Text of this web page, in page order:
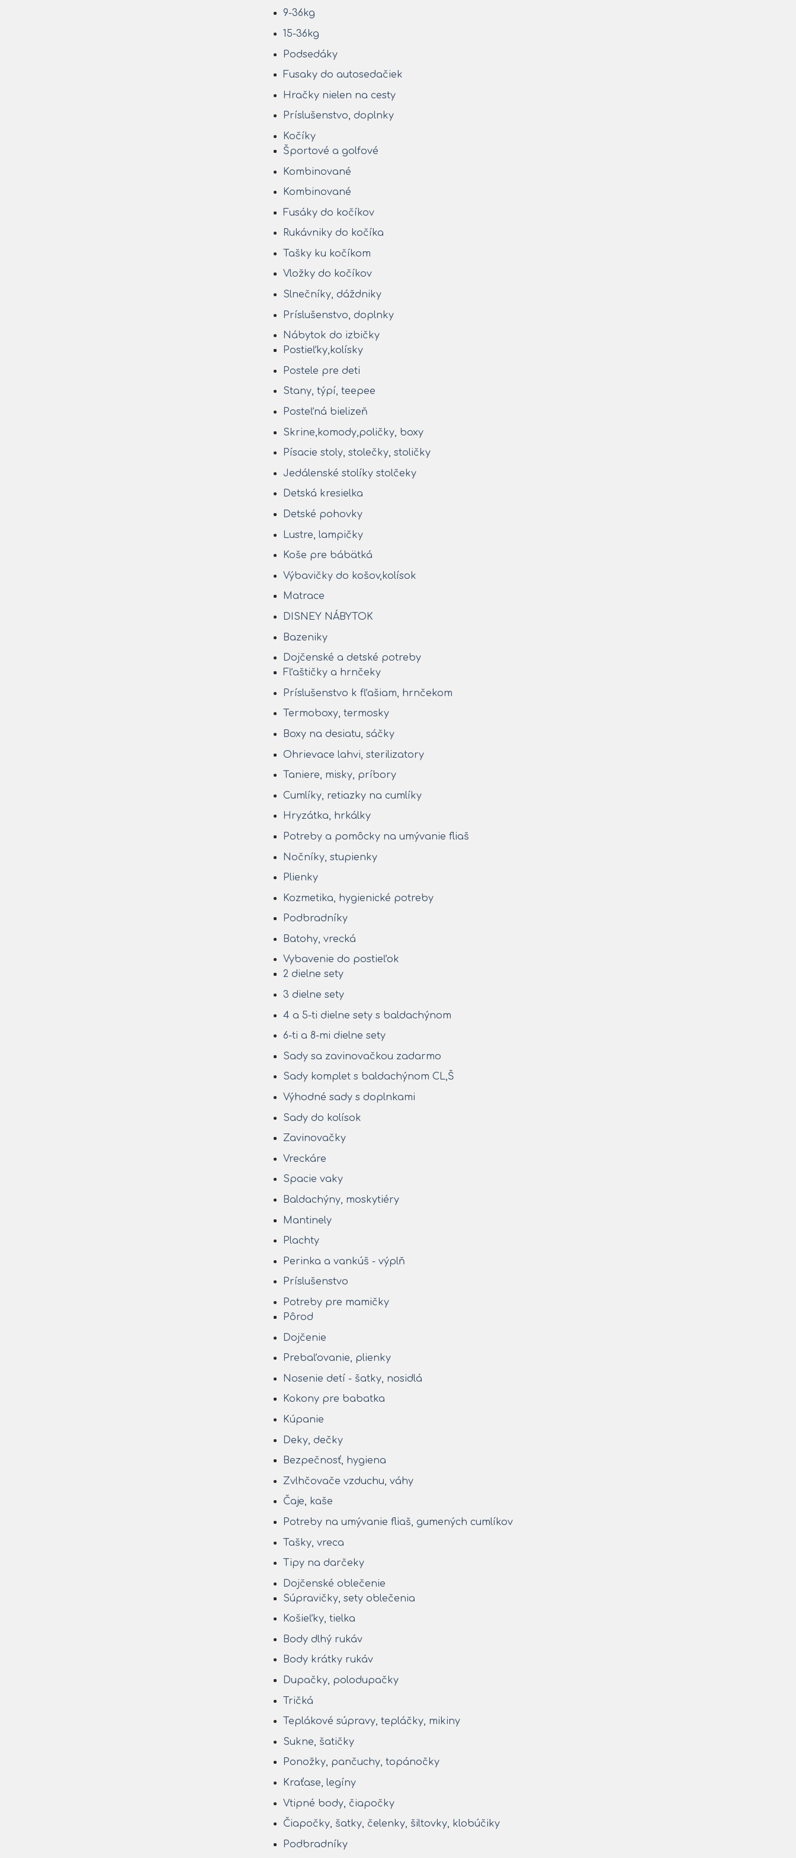
9-36kg
15-36kg
Podsedáky
Fusaky do autosedačiek
Hračky nielen na cesty
Príslušenstvo, doplnky
Kočíky
Športové a golfové
Kombinované
Kombinované
Fusáky do kočíkov
Rukávniky do kočíka
Tašky ku kočíkom
Vložky do kočíkov
Slnečníky, dáždniky
Príslušenstvo, doplnky
Nábytok do izbičky
Postieľky,kolísky
Postele pre deti
Stany, týpí, teepee
Posteľná bielizeň
Skrine,komody,poličky, boxy
Písacie stoly, stolečky, stoličky
Jedálenské stolíky stolčeky
Detská kresielka
Detské pohovky
Lustre, lampičky
Koše pre bábätká
Výbavičky do košov,kolísok
Matrace
DISNEY NÁBYTOK
Bazeniky
Dojčenské a detské potreby
Fľaštičky a hrnčeky
Príslušenstvo k fľašiam, hrnčekom
Termoboxy, termosky
Boxy na desiatu, sáčky
Ohrievace lahvi, sterilizatory
Taniere, misky, príbory
Cumlíky, retiazky na cumlíky
Hryzátka, hrkálky
Potreby a pomôcky na umývanie fliaš
Nočníky, stupienky
Plienky
Kozmetika, hygienické potreby
Podbradníky
Batohy, vrecká
Vybavenie do postieľok
2 dielne sety
3 dielne sety
4 a 5-ti dielne sety s baldachýnom
6-ti a 8-mi dielne sety
Sady sa zavinovačkou zadarmo
Sady komplet s baldachýnom CL,Š
Výhodné sady s doplnkami
Sady do kolísok
Zavinovačky
Vreckáre
Spacie vaky
Baldachýny, moskytiéry
Mantinely
Plachty
Perinka a vankúš - výplň
Príslušenstvo
Potreby pre mamičky
Pôrod
Dojčenie
Prebaľovanie, plienky
Nosenie detí - šatky, nosidlá
Kokony pre babatka
Kúpanie
Deky, dečky
Bezpečnosť, hygiena
Zvlhčovače vzduchu, váhy
Čaje, kaše
Potreby na umývanie fliaš, gumených cumlíkov
Tašky, vreca
Tipy na darčeky
Dojčenské oblečenie
Súpravičky, sety oblečenia
Košieľky, tielka
Body dlhý rukáv
Body krátky rukáv
Dupačky, polodupačky
Tričká
Teplákové súpravy, tepláčky, mikiny
Sukne, šatičky
Ponožky, pančuchy, topánočky
Kraťase, legíny
Vtipné body, čiapočky
Čiapočky, šatky, čelenky, šiltovky, klobúčiky
Podbradníky